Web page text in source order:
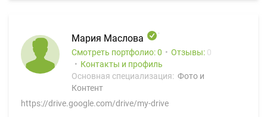
Мария Маслова
Смотреть портфолио: 0 Отзывы: 0
Контакты и профиль
Основная специализация: Фото и
Контент
https://drive.google.com/drive/my-drive